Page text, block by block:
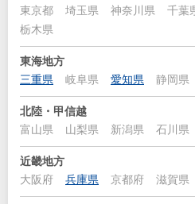
東京都
埼玉県 神奈川県 千葉
栃木県
東海地方
三重県
岐阜県 愛知県 静岡県
北陸・甲信越
富山県
山梨県 新潟県 石川県
近畿地方
大阪府
兵庫県 京都府 滋賀県